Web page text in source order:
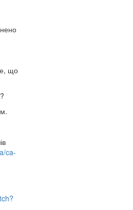
що
?
ca-